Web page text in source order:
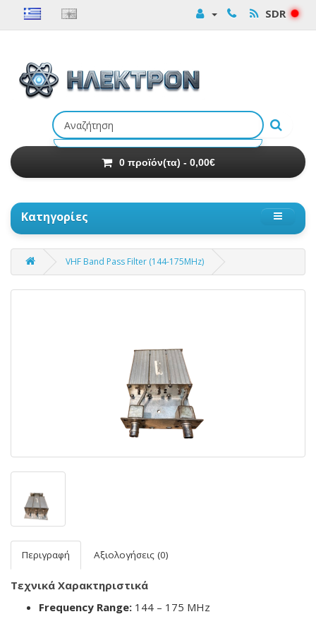
SDR
0 προϊόν(τα) - 0,00€
Κατηγορίες
VHF Band Pass Filter (144-175MHz)
Περιγραφή Αξιολογήσεις (0)
Τεχνικά Χαρακτηριστικά
Frequency Range: 144 – 175 MHz